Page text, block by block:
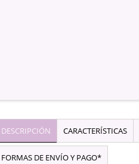
DESCRIPCIÓN CARACTERÍSTICAS
FORMAS DE ENVÍO Y PAGO*